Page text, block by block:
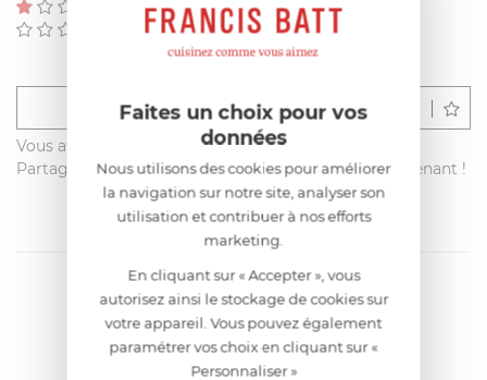
Déposer un avis
Vous avez acheté ce produit sur francisbatt.com ?
Partagez votre avis avec les autres clients dès maintenant !
Faites un choix pour vos
données
Nous utilisons des cookies pour améliorer
la navigation sur notre site, analyser son
utilisation et contribuer à nos efforts
marketing.
En cliquant sur « Accepter », vous
autorisez ainsi le stockage de cookies sur
votre appareil. Vous pouvez également
paramétrer vos choix en cliquant sur «
Personnaliser »